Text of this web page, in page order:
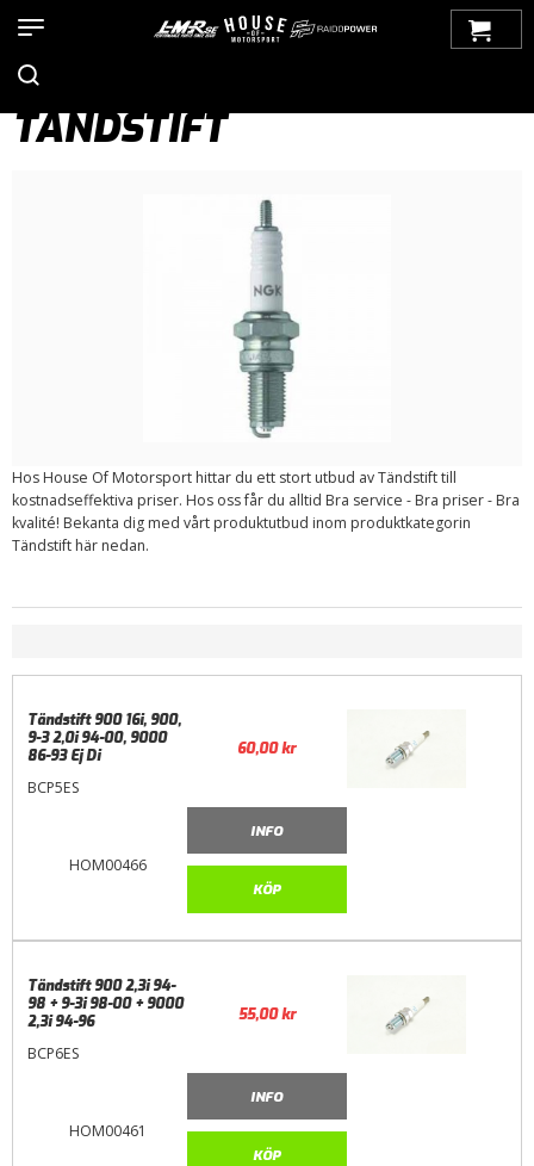
900 NG (1994-1998)
>Tändsystem
TÄNDSTIFT
Hos House Of Motorsport hittar du ett stort utbud av Tändstift till
kostnadseffektiva priser. Hos oss får du alltid Bra service - Bra priser - Bra
kvalité! Bekanta dig med vårt produktutbud inom produktkategorin
Tändstift här nedan.
HOM00466
Tändstift 900 16i, 900,
9-3 2,0i 94-00, 9000
86-93 Ej Di
BCP5ES
60,00kr
INFO
KÖP
HOM00461
Tändstift 900 2,3i 94-
98 + 9-3i 98-00 + 9000
2,3i 94-96
BCP6ES
55,00kr
INFO
KÖP